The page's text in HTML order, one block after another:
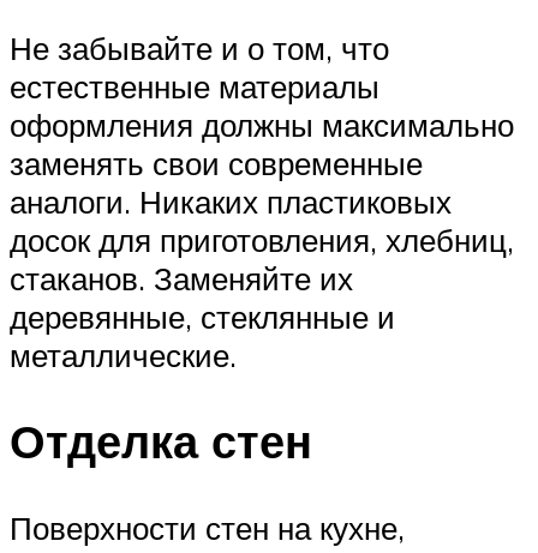
Не забывайте и о том, что
естественные материалы
оформления должны максимально
заменять свои современные
аналоги. Никаких пластиковых
досок для приготовления, хлебниц,
стаканов. Заменяйте их
деревянные, стеклянные и
металлические.
Отделка стен
Поверхности стен на кухне,